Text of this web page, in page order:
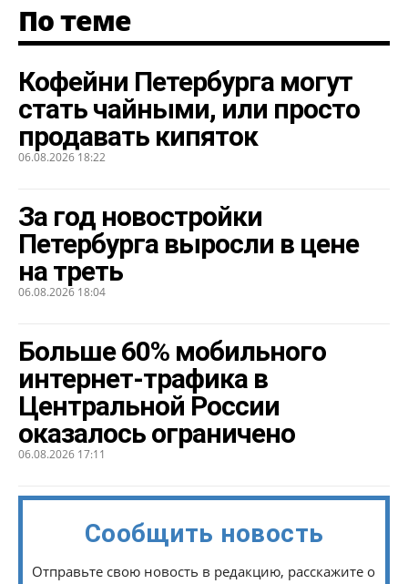
По теме
Кофейни Петербурга могут
стать чайными, или просто
продавать кипяток
06.08.2026 18:22
За год новостройки
Петербурга выросли в цене
на треть
06.08.2026 18:04
Больше 60% мобильного
интернет-трафика в
Центральной России
оказалось ограничено
06.08.2026 17:11
Сообщить новость
Отправьте свою новость в редакцию, расскажите о